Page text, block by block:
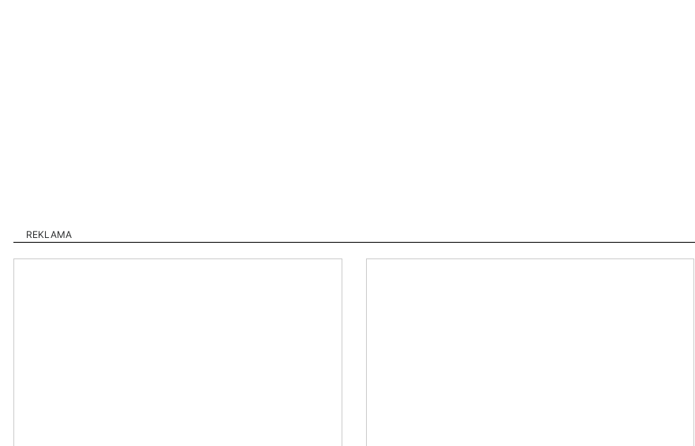
REKLAMA